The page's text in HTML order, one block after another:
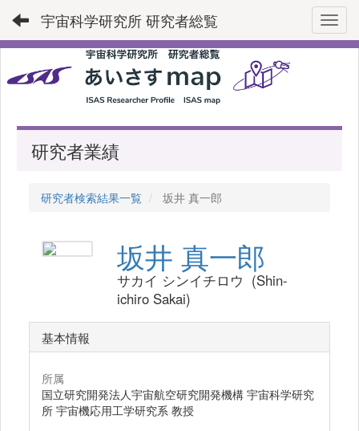
宇宙科学研究所 研究者総覧
研究者業績
研究者検索結果一覧 坂井 真一郎
坂井 真一郎
サカイ シンイチロウ (Shin-
ichiro Sakai)
基本情報
所属
国立研究開発法人宇宙航空研究開発機構 宇宙科学研究
所 宇宙機応用工学研究系 教授